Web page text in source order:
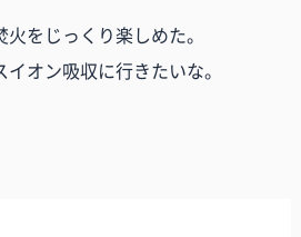
をじっくり楽しめた。
オン吸収に行きたいな。